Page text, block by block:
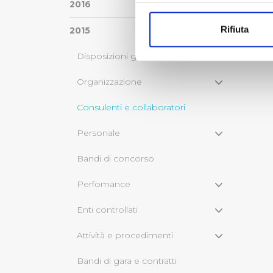
Identificare il tuo
digitali).
modificare o ritirare il tuo
Utilizziamo dei cookie
consensi dallo stesso
pubblicità e social media,
Cliccando su
Rifiuta
2016
2015
Disposizioni generali
Organizzazione
Consulenti e collaboratori
Personale
Bandi di concorso
Perfomance
Enti controllati
Attività e procedimenti
Bandi di gara e contratti